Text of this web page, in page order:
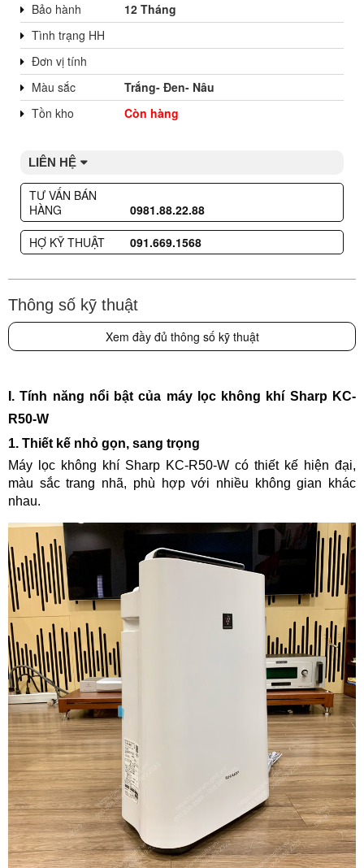
Bảo hành
12 Tháng
Tình trạng HH
Đơn vị tính
Màu sắc
Trắng- Đen- Nâu
Tồn kho
Còn hàng
LIÊN HỆ
TƯ VẤN BÁN
HÀNG
0981.88.22.88
HỢ KỸ THUẬT
091.669.1568
Thông số kỹ thuật
Xem đầy đủ thông số kỹ thuật
I. Tính năng nổi bật của máy lọc không khí Sharp KC-
R50-W
1. Thiết kế nhỏ gọn, sang trọng
Máy lọc không khí Sharp KC-R50-W có thiết kế hiện đại,
màu sắc trang nhã, phù hợp với nhiều không gian khác
nhau.